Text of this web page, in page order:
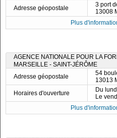
Adresse géopostale
3 port
13008
Plus
AGENCE NATIONALE POUR LA
MARSEILLE - SAINT-JÉRÔME
Adresse géopostale
54
13013
Horaires d'ouverture
Du
Le
Plus